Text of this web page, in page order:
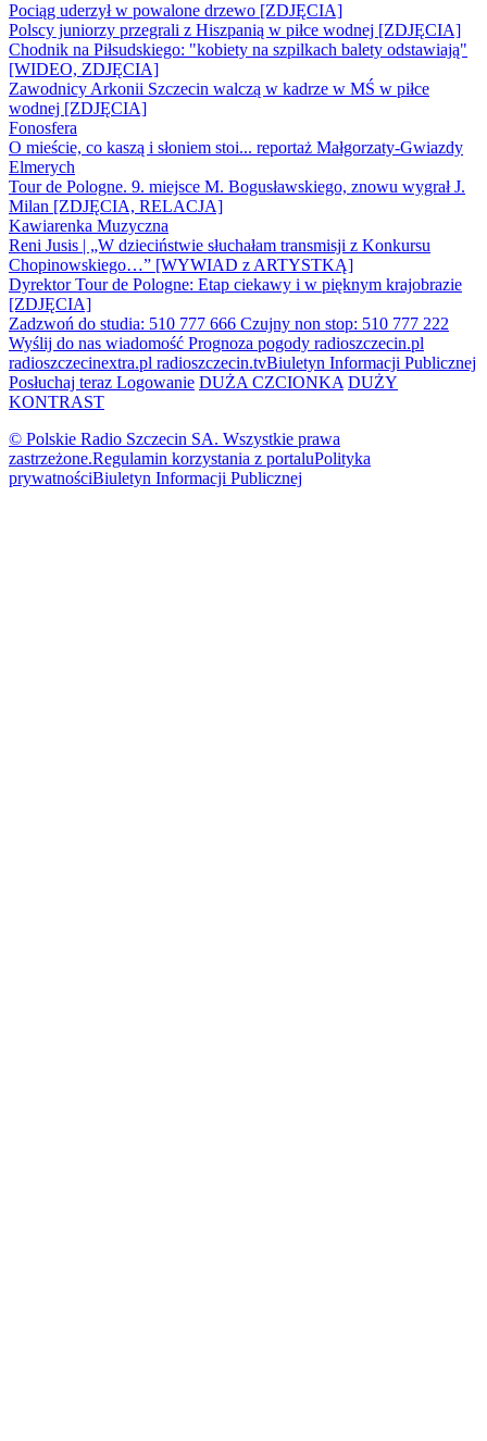
Pociąg uderzył w powalone drzewo [ZDJĘCIA]
Polscy juniorzy przegrali z Hiszpanią w piłce wodnej [ZDJĘCIA]
Chodnik na Piłsudskiego: "kobiety na szpilkach balety odstawiają"
[WIDEO, ZDJĘCIA]
Zawodnicy Arkonii Szczecin walczą w kadrze w MŚ w piłce
wodnej [ZDJĘCIA]
Fonosfera
O mieście, co kaszą i słoniem stoi... reportaż Małgorzaty-Gwiazdy
Elmerych
Tour de Pologne. 9. miejsce M. Bogusławskiego, znowu wygrał J.
Milan [ZDJĘCIA, RELACJA]
Kawiarenka Muzyczna
Reni Jusis | „W dzieciństwie słuchałam transmisji z Konkursu
Chopinowskiego…” [WYWIAD z ARTYSTKĄ]
Dyrektor Tour de Pologne: Etap ciekawy i w pięknym krajobrazie
[ZDJĘCIA]
Zadzwoń do studia: 510 777 666 Czujny non stop: 510 777 222
Wyślij do nas wiadomość Prognoza pogody radioszczecin.pl
radioszczecinextra.pl radioszczecin.tvBiuletyn Informacji Publicznej
Posłuchaj teraz Logowanie DUŻA CZCIONKA DUŻY
KONTRAST
© Polskie Radio Szczecin SA. Wszystkie prawa
zastrzeżone.Regulamin korzystania z portaluPolityka
prywatnościBiuletyn Informacji Publicznej